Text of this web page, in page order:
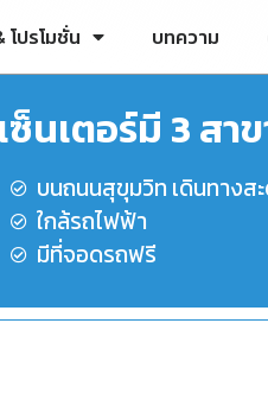
โปรโมชั่น บทความ
นเตอร์มี 3 สา
บนถนนสุขุมวิท เดินทางส
ใกล้รถไฟฟ้า
มีที่จอดรถฟรี